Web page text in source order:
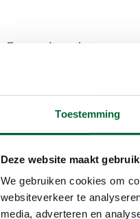
Toestemming
Deze website maakt
We gebruiken cookies om
websiteverkeer te
media, adverteren en
Er wordt op het
langs het ven blijft
enige hinder kunnen